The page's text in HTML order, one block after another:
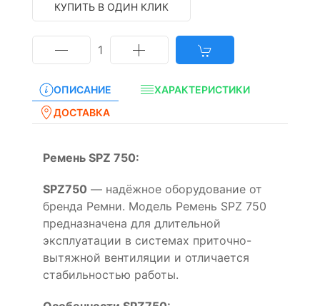
КУПИТЬ В ОДИН КЛИК
1
ОПИСАНИЕ
ХАРАКТЕРИСТИКИ
ДОСТАВКА
Ремень SPZ 750:
SPZ750 — надёжное оборудование от
бренда Ремни. Модель Ремень SPZ 750
предназначена для длительной
эксплуатации в системах приточно-
вытяжной вентиляции и отличается
стабильностью работы.